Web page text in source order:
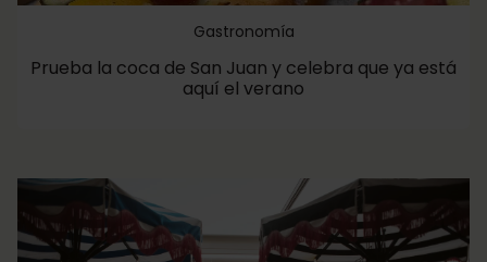
Gastronomía
Prueba la coca de San Juan y celebra que ya está
aquí el verano